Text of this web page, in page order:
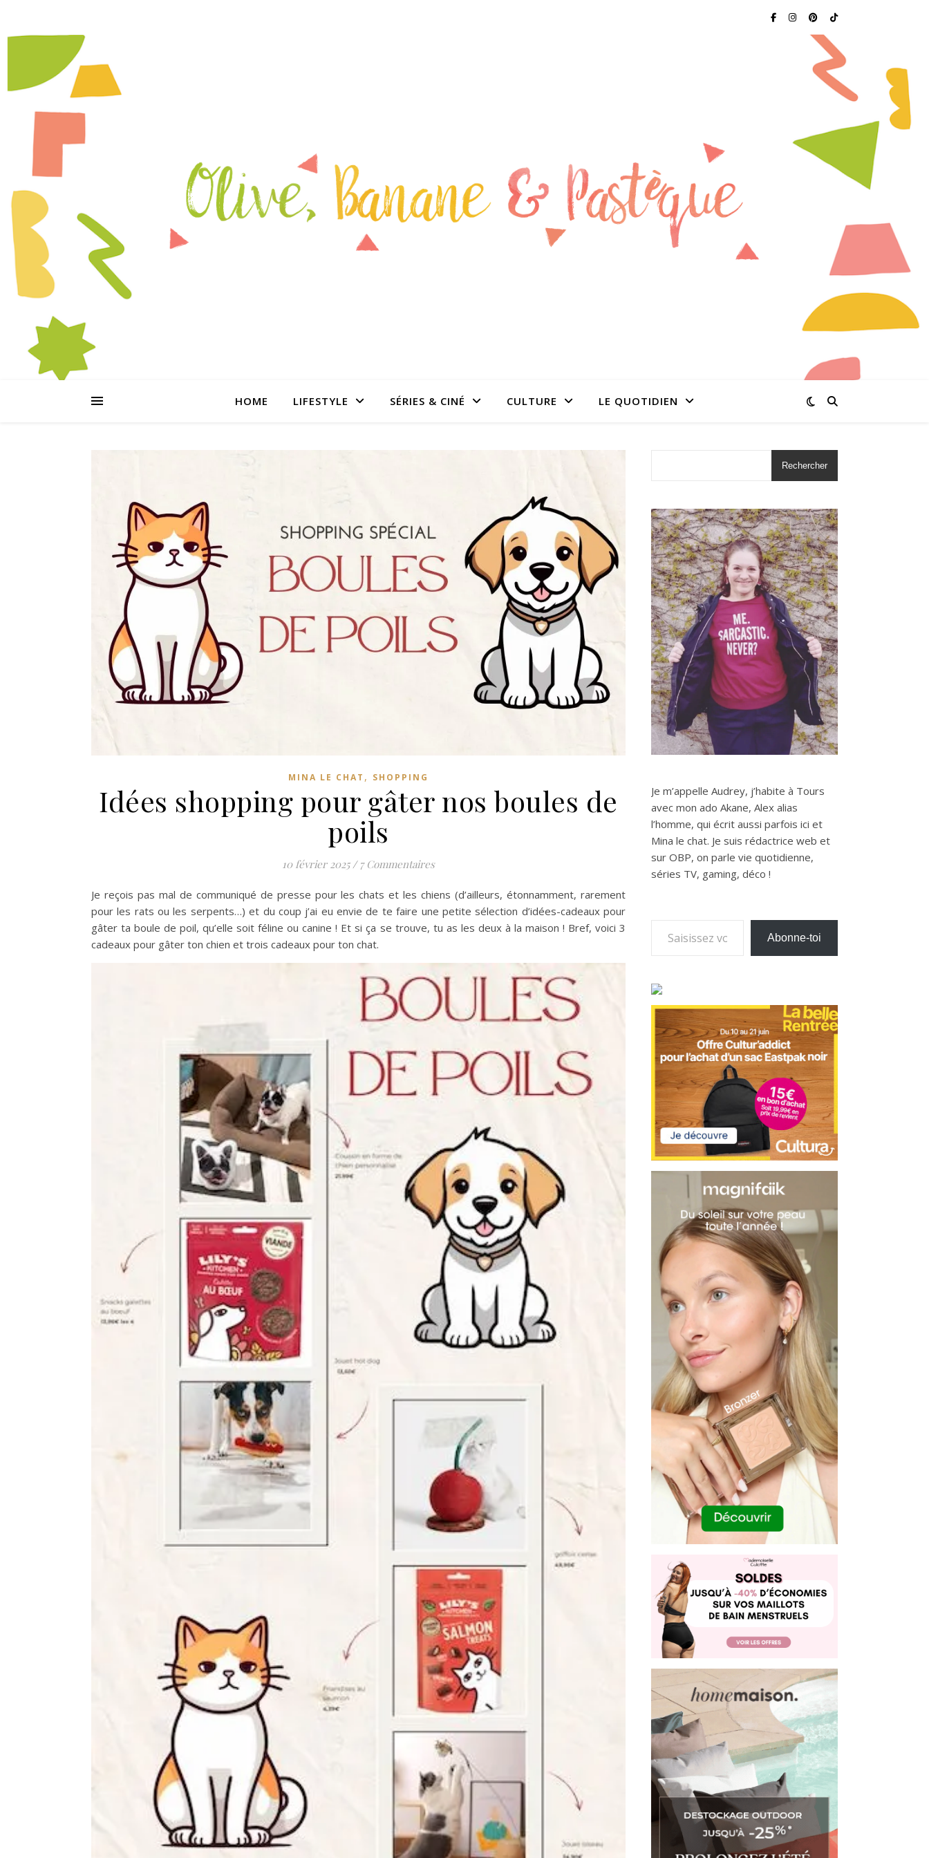
HOME LIFESTYLE SÉRIES & CINÉ CULTURE LE QUOTIDIEN
MINA LE CHAT , SHOPPING
Idées shopping pour gâter nos boules de
poils
10 février 2025 / 7 Commentaires
Je reçois pas mal de communiqué de presse pour les chats et les chiens (d’ailleurs, étonnamment, rarement
pour les rats ou les serpents…) et du coup j’ai eu envie de te faire une petite sélection d’idées-cadeaux pour
gâter ta boule de poil, qu’elle soit féline ou canine ! Et si ça se trouve, tu as les deux à la maison ! Bref, voici 3
cadeaux pour gâter ton chien et trois cadeaux pour ton chat.
Rechercher
Je m’appelle Audrey, j’habite à Tours
avec mon ado Akane, Alex alias
l’homme, qui écrit aussi parfois ici et
Mina le chat. Je suis rédactrice web et
sur OBP, on parle vie quotidienne,
séries TV, gaming, déco !
Saisissez votre adresse e-mail…
Abonne-toi